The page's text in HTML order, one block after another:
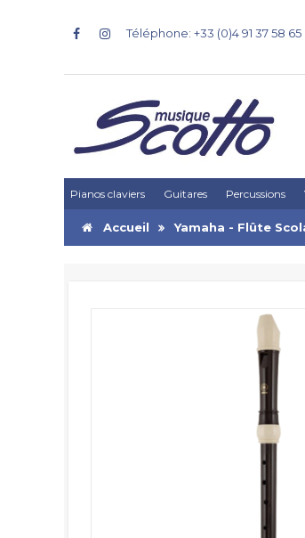
Téléphone: +33 (0)4 91 37 58 65
Pianos claviers Guitares Percussions
Accueil Yamaha - Flûte